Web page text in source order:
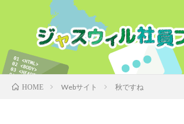
HOME Webサイト 秋ですね